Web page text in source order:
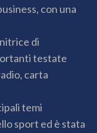
con una
di
testate
carta
temi
sport ed è stata